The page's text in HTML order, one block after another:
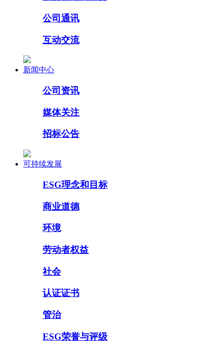
公司通讯
互动交流
新闻中心
公司资讯
媒体关注
招标公告
可持续发展
ESG理念和目标
商业道德
环境
劳动者权益
社会
认证证书
管治
ESG荣誉与评级